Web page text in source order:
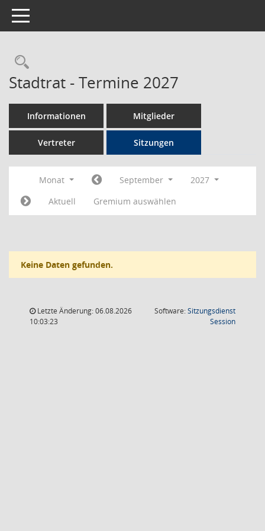
Toggle navigation
Rechercheauswahl
Stadtrat - Termine 2027
Informationen Mitglieder
Vertreter Sitzungen
Monat September
2027
Aktuell
Gremium auswählen
Keine Daten gefunden.
Letzte Änderung: 06.08.2026
10:03:23
Software:Sitzungsdienst
Session(Wird in